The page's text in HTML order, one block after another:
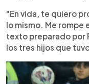
"En vida, te quiero
lo mismo. Me rompe
texto preparado por
los tres hijos que